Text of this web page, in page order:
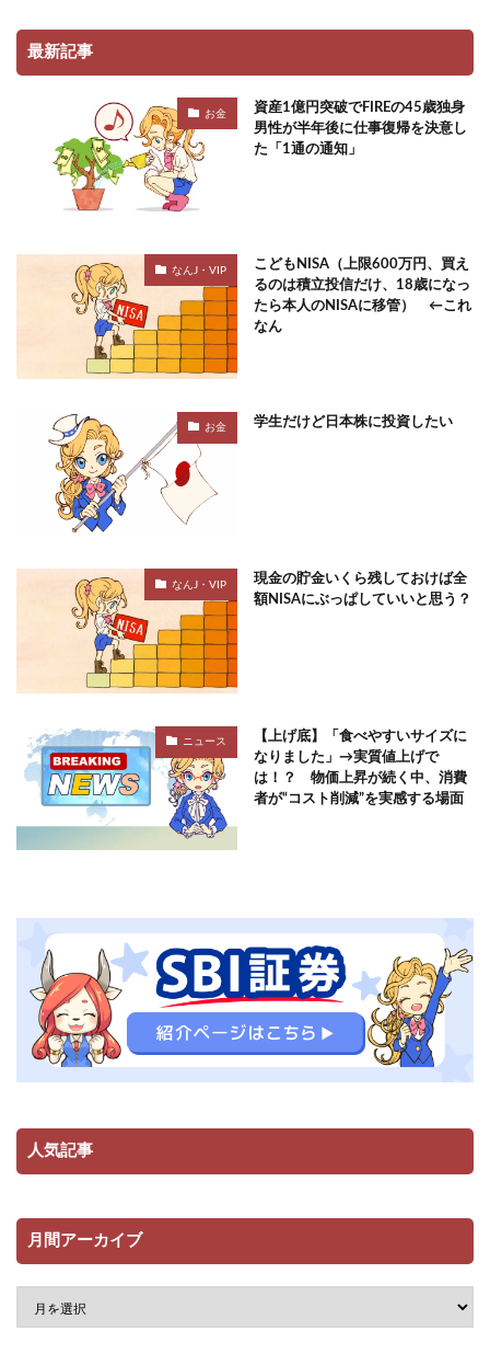
最新記事
お金
資産1億円突破でFIREの45歳独身
男性が半年後に仕事復帰を決意し
た「1通の通知」
なんJ・VIP
こどもNISA（上限600万円、買え
るのは積立投信だけ、18歳になっ
たら本人のNISAに移管） ←これ
なん
お金 学生だけど日本株に投資したい
なんJ・VIP
現金の貯金いくら残しておけば全
額NISAにぶっぱしていいと思う？
ニュース
【上げ底】「食べやすいサイズに
なりました」→実質値上げで
は！？ 物価上昇が続く中、消費
者が“コスト削減”を実感する場面
人気記事
月間アーカイブ